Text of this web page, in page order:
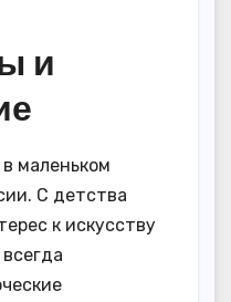
и
маленьком
С детства
к искусству